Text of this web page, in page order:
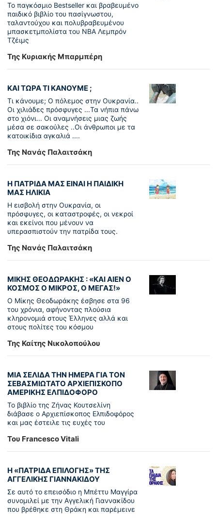
To παγκόσµιο Bestseller και βραβευµένο
παιδικό βιβλίο του πασίγνωστου,
ταλαντούχου και πολυβραβευµένου
µπασκετµπολίστα του NBA Λεµπρόν
Τζέιμς
Της Κυριακής Μπαρμπέρη
ΚΑΙ ΤΩΡΑ ΤΙ ΚΑΝΟΥΜΕ ;
Τι κάνουμε; Ο πόλεμος στην Ουκρανία..
Οι χιλιάδες πρόσφυγες ...Τα νήπια πάνω
στο χιόνι... Οι αναμνήσεις μιας ζωής
μέσα σε σακούλες ..Οι άνθρωποι με τα
κατοικίδια αγκαλιά ....
Της Νανάς Παλαιτσάκη
Η ΠΑΤΡΙΔΑ ΜΑΣ ΕΙΝΑΙ Η ΠΑΙΔΙΚΗ
ΜΑΣ ΗΛΙΚΙΑ
Η εισβολή στην Ουκρανία, οι
πρόσφυγες, οι καταστροφές, οι νεκροί
και εκείνοι που μένουν να
υπερασπιστούν την πατρίδα τους.
Της Νανάς Παλαιτσάκη
ΜΙΚΗΣ ΘΕΟΔΩΡΑΚΗΣ : «KAI ΑΙΕΝ Ο
ΚΟΣΜΟΣ Ο ΜΙΚΡΟΣ, Ο ΜΕΓΑΣ!»
Ο Μίκης Θεοδωράκης έσβησε στα 96
του χρόνια, αφήνοντας πλούσια
κληρονομιά στους Έλληνες αλλά και
στους πολίτες του κόσμου
Της Καίτης Νικολοπούλου
ΜΙΑ ΣΕΛΙΔΑ ΤΗΝ ΗΜΕΡΑ ΓΙΑ ΤΟΝ
ΣΕΒΑΣΜΙΩΤΑΤΟ ΑΡΧΙΕΠΙΣΚΟΠΟ
ΑΜΕΡΙΚΗΣ ΕΛΠΙΔΟΦΟΡΟ
Το βιβλίο της Ζήνας Κουτσελίνη
διάβασε ο Αρχιεπίσκοπος Ελπιδοφόρος
και μας έστειλε τις ευχές του
Του Francesco Vitali
Η «ΠΑΤΡΊΔΑ ΕΠΙΛΟΓΉΣ» ΤΗΣ
ΑΓΓΕΛΙΚΉΣ ΓΙΑΝΝΑΚΊΔΟΥ
Σε αυτό το επεισόδιο η Μπέττυ Μαγγίρα
συνομιλεί με την Αγγελική Γιαννακίδου
που βρέθηκε στη Θράκη και παρέμεινε